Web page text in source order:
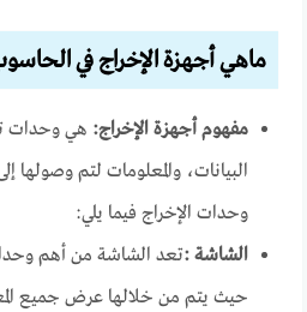
ماهي أجهزة الإخراج في
مفهوم أجهزة الإخراج: هي وحدات
البيانات، والمعلومات لتم وصولها
وحدات الإخراج فيما يلي:
الشاشة :تعد الشاشة من أهم
حيث يتم من خلالها عرض جميع